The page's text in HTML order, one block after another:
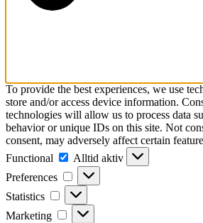
To provide the best experiences, we use
store and/or access device information.
technologies will allow us to process data
behavior or unique IDs on this site. Not
consent, may adversely affect certain
Functional
Functional
Alltid aktiv
Preferences
Preferences
Statistics Statistics
Marketing Marketing